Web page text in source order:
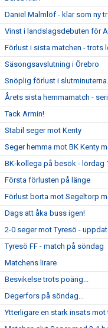
Daniel Malmlöf - klar som ny
Vinst i landslagsdebuten för
Förlust i sista matchen - trots
Säsongsavslutning i Örebro
Snöplig förlust i
Årets sista hemmamatch -
Tack Armin!
Stabil seger mot Kenty
Seger hemma mot BK Kenty
BK-kollega på besök - lördag
Första förlusten på länge
Förlust borta mot Segeltorp
Dags att åka buss igen!
2-0 seger mot Tyresö -
Tyresö FF - match på söndag
Matchens lirare
Besvikelse trots poäng...
Degerfors på söndag...
Ytterligare en stark insats